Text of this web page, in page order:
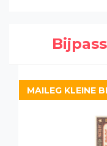
MAILEG KLEINE